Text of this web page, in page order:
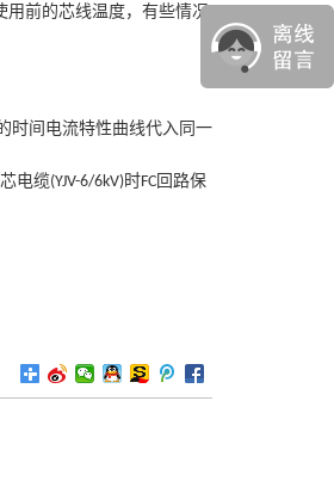
用前的芯线温度，有些情况
时间电流特性曲线代入同一
电缆(YJV-6/6kV)时FC回路保